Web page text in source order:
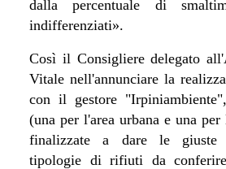
dalla percentuale di
indifferenziati».
Così il Consigliere delegato
Vitale nell'annunciare la
con il gestore
(una per l'area urbana e una per
finalizzate a dare le giuste
tipologie di rifiuti da